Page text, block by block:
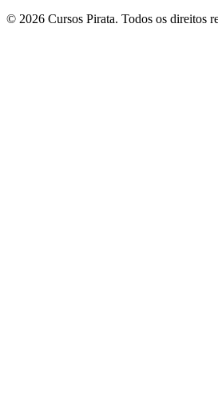
© 2026 Cursos Pirata. Todos os direitos